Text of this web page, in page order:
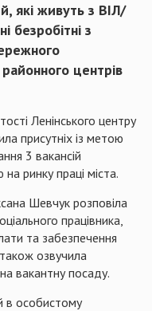
які живуть з ВІЛ/
безробітні з
центрів
Ленінського центру
присутніх із метою
3 вакансій
на ринку праці міста.
Шевчук розповіла
працівника,
та забезпечення
також озвучила
вакантну посаду.
в особистому